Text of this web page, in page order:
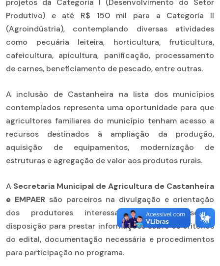
projetos da Categoria I (Desenvolvimento do Setor
Produtivo) e até R$ 150 mil para a Categoria II
(Agroindústria), contemplando diversas atividades
como pecuária leiteira, horticultura, fruticultura,
cafeicultura, apicultura, panificação, processamento
de carnes, beneficiamento de pescado, entre outras.
A inclusão de Castanheira na lista dos municípios
contemplados representa uma oportunidade para que
agricultores familiares do município tenham acesso a
recursos destinados à ampliação da produção,
aquisição de equipamentos, modernização de
estruturas e agregação de valor aos produtos rurais.
A Secretaria Municipal de Agricultura de Castanheira
e EMPAER são parceiros na divulgação e orientação
dos produtores interessados, colocando-se à
disposição para prestar informações sobre os critérios
do edital, documentação necessária e procedimentos
para participação no programa.